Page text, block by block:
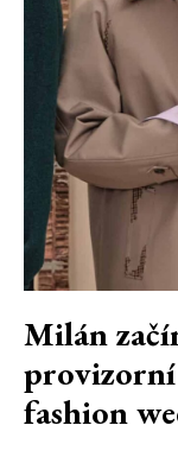
Milán
provizorní
fashion